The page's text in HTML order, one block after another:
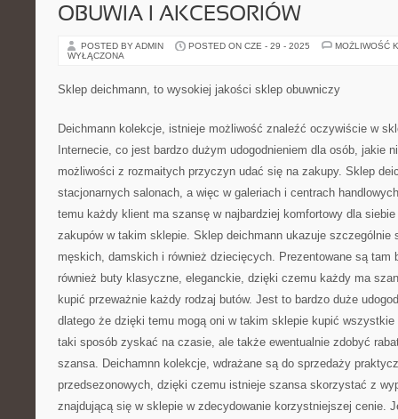
OBUWIA I AKCESORIÓW
POSTED BY ADMIN POSTED ON CZE - 29 - 2025
MOŻLIWOŚĆ
WYŁĄCZONA
Sklep deichmann, to wysokiej jakości sklep obuwniczy
Deichmann kolekcje, istnieje możliwość znaleźć oczywiście w
Internecie, co jest bardzo dużym udogodnieniem dla osób, jakie
możliwości z rozmaitych przyczyn udać się na zakupy. Sklep
stacjonarnych salonach, a więc w galeriach i centrach
temu każdy klient ma szansę w najbardziej komfortowy dla
zakupów w takim sklepie. Sklep deichmann ukazuje szczególnie
męskich, damskich i również dziecięcych. Prezentowane są tam
również buty klasyczne, eleganckie, dzięki czemu każdy ma
kupić przeważnie każdy rodzaj butów. Jest to bardzo duże
dlatego że dzięki temu mogą oni w takim sklepie kupić
taki sposób zyskać na czasie, ale także ewentualnie zdobyć
szansa. Deichamnn kolekcje, wdrażane są do sprzedaży
przedsezonowych, dzięki czemu istnieje szansa skorzystać z
znajdującą się w sklepie w zdecydowanie korzystniejszej cenie.